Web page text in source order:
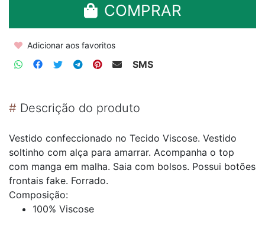
COMPRAR
Adicionar aos favoritos
SMS
# Descrição do produto
Vestido confeccionado no Tecido Viscose. Vestido
soltinho com alça para amarrar. Acompanha o top
com manga em malha. Saia com bolsos. Possui botões
frontais fake. Forrado.
Composição:
100% Viscose